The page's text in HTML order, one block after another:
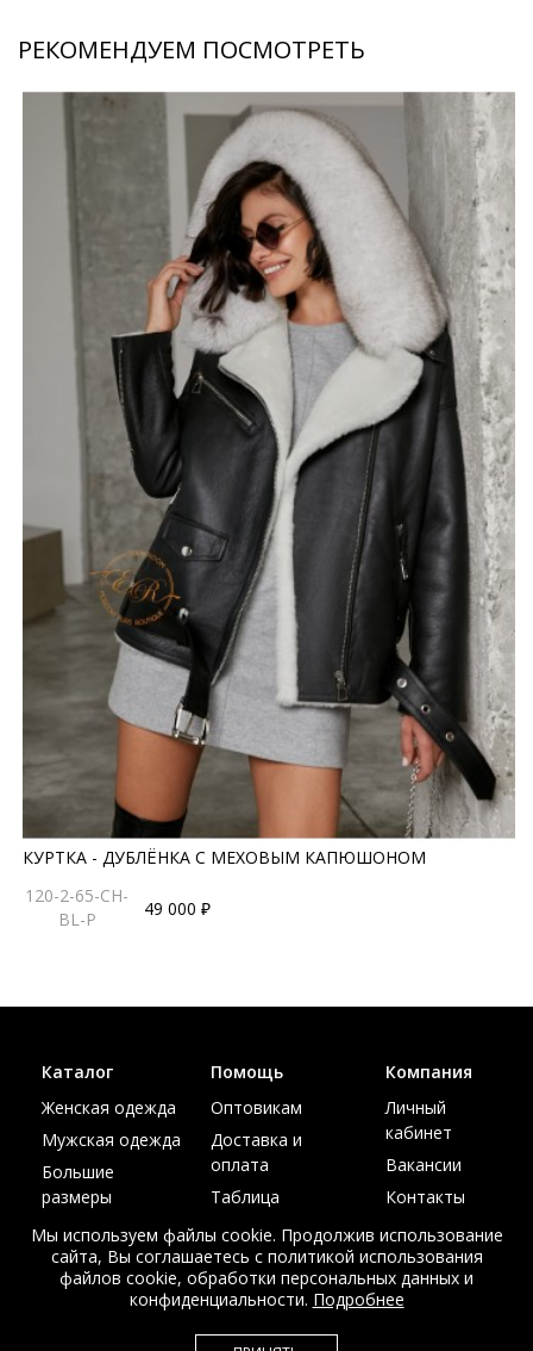
РЕКОМЕНДУЕМ ПОСМОТРЕТЬ
КУРТКА - ДУБЛЁНКА С МЕХОВЫМ КАПЮШОНОМ
120-2-65-CH-
BL-P
49 000 ₽
© Интернет магазин верхней одежды из меха и кожи
Каталог
Женская одежда
Мужская одежда
Большие
размеры
Акции
Помощь
Оптовикам
Доставка и
оплата
Таблица
Компания
Личный
кабинет
Вакансии
Контакты
Мы используем файлы cookie. Продолжив использование
сайта, Вы соглашаетесь с политикой использования
файлов cookie, обработки персональных данных и
конфиденциальности. Подробнее